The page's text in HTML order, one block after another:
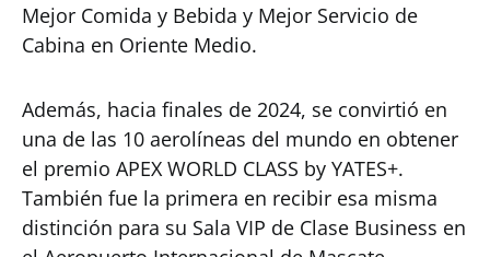
Mejor Comida y Bebida y Mejor Servicio de
Cabina en Oriente Medio.
Además, hacia finales de 2024, se convirtió en
una de las 10 aerolíneas del mundo en obtener
el premio APEX WORLD CLASS by YATES+.
También fue la primera en recibir esa misma
distinción para su Sala VIP de Clase Business en